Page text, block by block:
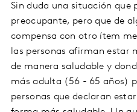
Sin duda una situación que
preocupante, pero que de
compensa con otro ítem
las personas afirman estar
de manera saludable y
más adulta (56 - 65 años)
personas que declaran